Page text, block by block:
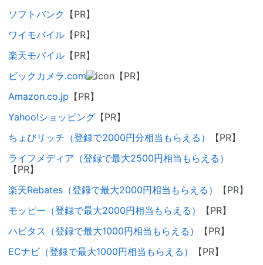
ソフトバンク 【PR】
ワイモバイル 【PR】
楽天モバイル 【PR】
ビックカメラ.com
【PR】
Amazon.co.jp 【PR】
Yahoo!ショッピング 【PR】
ちょびリッチ（登録で2000円分相当もらえる）
【PR】
ライフメディア（登録で最大2500円相当もらえる）
【PR】
楽天Rebates（登録で最大2000円相当もらえる）
【PR】
モッピー（登録で最大2000円相当もらえる）
【PR】
ハピタス（登録で最大1000円相当もらえる）
【PR】
ECナビ（登録で最大1000円相当もらえる）
【PR】